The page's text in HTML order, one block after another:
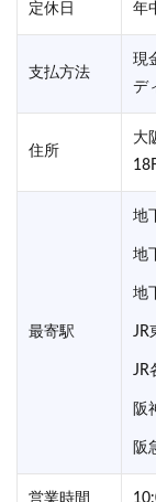
定休日 年
支払方法
現
デ
住所
大
最寄駅
地
地
地
JR
JR
阪
阪